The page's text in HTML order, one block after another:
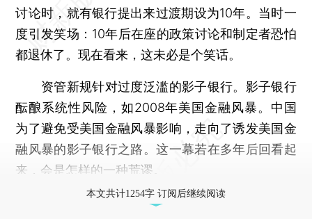
讨论时，就有银行提出来过渡期设为10年。当时一
度引发笑场：10年后在座的政策讨论和制定者恐怕
都退休了。现在看来，这未必是个笑话。
资管新规针对过度泛滥的影子银行。影子银行
酝酿系统性风险，如2008年美国金融风暴。中国
为了避免受美国金融风暴影响，走向了诱发美国金
融风暴的影子银行之路。这一幕若在多年后回看起
来，会是怎样的一种荒谬。
本文共计1254字 订阅后继续阅读